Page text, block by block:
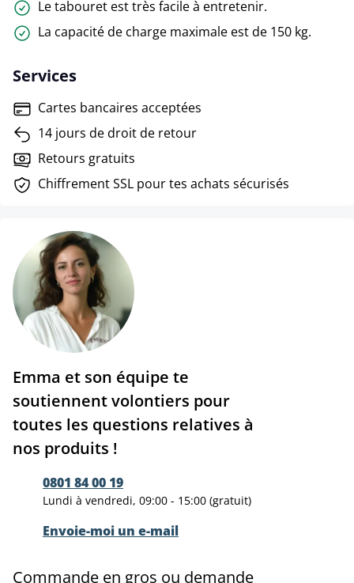
Le tabouret est très facile à entretenir.
La capacité de charge maximale est de 150 kg.
Services
Cartes bancaires acceptées
14 jours de droit de retour
Retours gratuits
Chiffrement SSL pour tes achats sécurisés
Emma et son équipe te
soutiennent volontiers pour
toutes les questions relatives à
nos produits !
0801 84 00 19
Lundi à vendredi, 09:00 - 15:00 (gratuit)
Envoie-moi un e-mail
Commande en gros ou demande